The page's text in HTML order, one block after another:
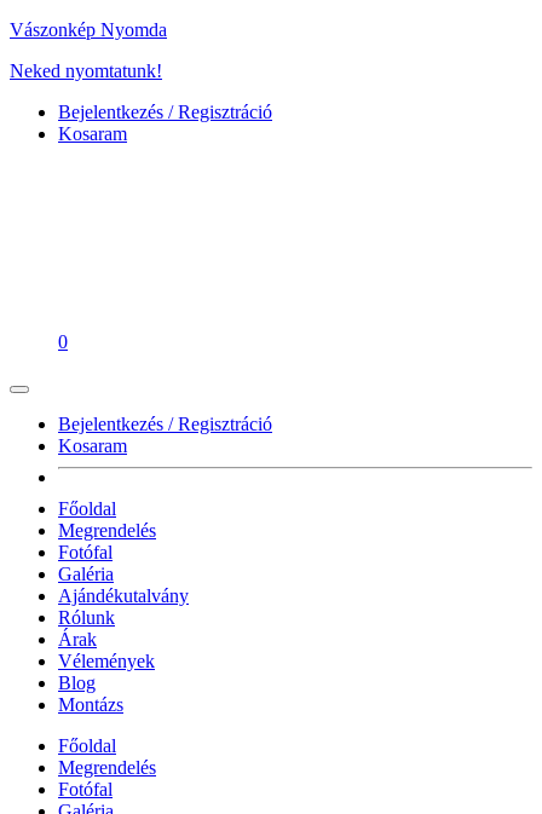
Vászonkép Nyomda
Neked nyomtatunk!
Bejelentkezés / Regisztráció
Kosaram
0
Bejelentkezés / Regisztráció
Kosaram
Főoldal
Megrendelés
Fotófal
Galéria
Ajándékutalvány
Rólunk
Árak
Vélemények
Blog
Montázs
Főoldal
Megrendelés
Fotófal